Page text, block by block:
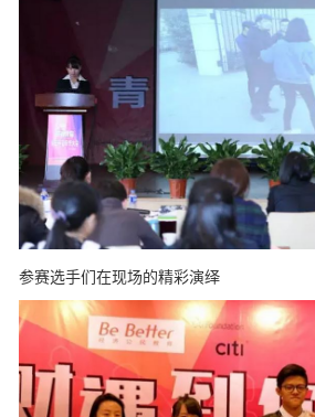
参赛选手们在现场的精彩演绎